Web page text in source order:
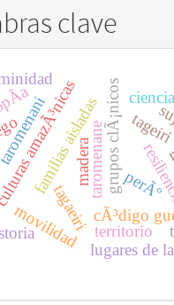
clave
tagaeiri
movilidad
grupos clÃ¡nicos
familias aisladas
cÃ³digo
territorio
lugares de
taromenane tageiri
perÃº
madera